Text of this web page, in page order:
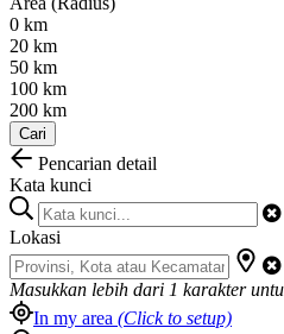
0 km
20 km
50 km
100 km
200 km
Cari
Pencarian detail
Kata kunci
Lokasi
Masukkan lebih dari 1 karakter
In my area (Click to setup)